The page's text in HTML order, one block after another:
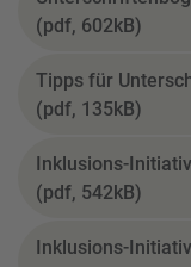
(pdf, 602kB)
Tipps für
(pdf, 135kB)
Inklusions-
(pdf, 542kB)
Inklusions-